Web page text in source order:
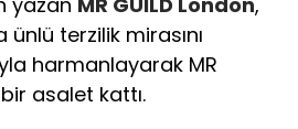
ünlü terzilik mirasını
harmanlayarak MR
asalet kattı.